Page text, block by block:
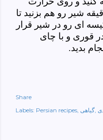
شیر رو هم بزنید تا
ای رو در شیر قرار
قوری و با چای
بدید.
Share
Labels: Persian recipes گیاهی